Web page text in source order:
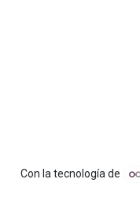
Con la tecnología de